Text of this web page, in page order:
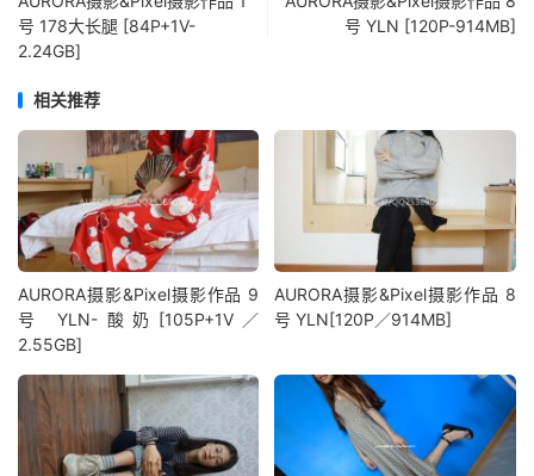
号 178大长腿 [84P+1V-
2.24GB]
号 YLN [120P-914MB]
相关推荐
AURORA摄影&Pixel摄影作品 9
号 YLN-酸奶[105P+1V／
2.55GB]
AURORA摄影&Pixel摄影作品 8
号 YLN[120P／914MB]